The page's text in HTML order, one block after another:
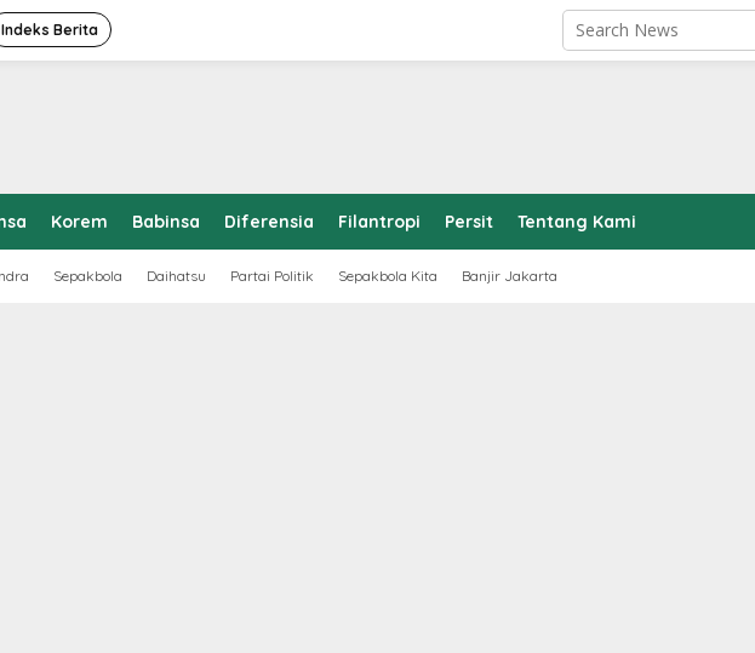
Indeks Berita
Korem Babinsa Diferensia Filantropi Persit Tentang Kami
Sepakbola Daihatsu Partai Politik Sepakbola Kita Banjir Jakarta